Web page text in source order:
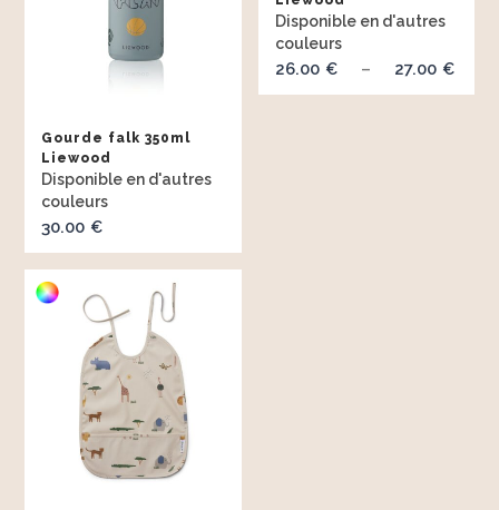
Gourde falk 350ml
Liewood
30.00 €
26.00 € – 27.00 €
de